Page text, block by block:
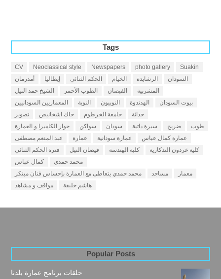
Tags
CV Neoclassical style Newspapers photo gallery
Suakin
أمدرمان
إيطاليا الحكم الثنائي الخيام الرشايدة
السودان
الشيخ حمد النيل
الطوب الأحمر الفيضان
المشربية
المعماريين السودانيين
النوبة النوبيون الهدندوة
بيوت السودان
تصوير
جاك اشخانيص جامعة الخرطوم
حداثة
حوار الكاميرا و العمارة
سواكن سودان سيرة ذاتية ضريح
طوب
عبد المنعم مصطفى
عمارة عمارة سودانية
عمارة كمال عباس
فترة الحكم الثنائي
فيضان النيل كلية الهندسة
كلية غردون التذكارية
كمال عباس
محمد حمدي
محمد حمدي يتعاطى مع العمارة بإحساس فنان مبتكر
مساجد
معمار
مواقف و مشاهد
هاشم خليفة
Popular Posts
حلقات برنامج عمارة بلدنا